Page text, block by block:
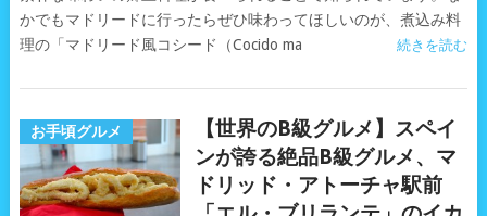
かでもマドリードに行ったらぜひ味わってほしいのが、煮込み料
理の「マドリード風コシード（Cocido ma
続きを読む
お手頃グルメ
【世界のB級グルメ】スペイ
ンが誇る絶品B級グルメ、マ
ドリッド・アトーチャ駅前